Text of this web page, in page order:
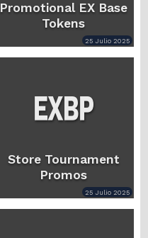
Promotional EX Base
Tokens
25 Julio 2025
Store Tournament
Promos
25 Julio 2025